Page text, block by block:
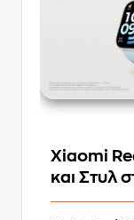
Xiaomi
και Στυλ